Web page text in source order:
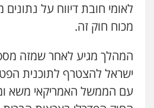
לאומי חובת דיווח על נתונים
מכוח חוק זה.
המהלך מגיע לאחר שמזה
ישראל להצטרף לתוכנית
עם הממשל האמריקאי משא